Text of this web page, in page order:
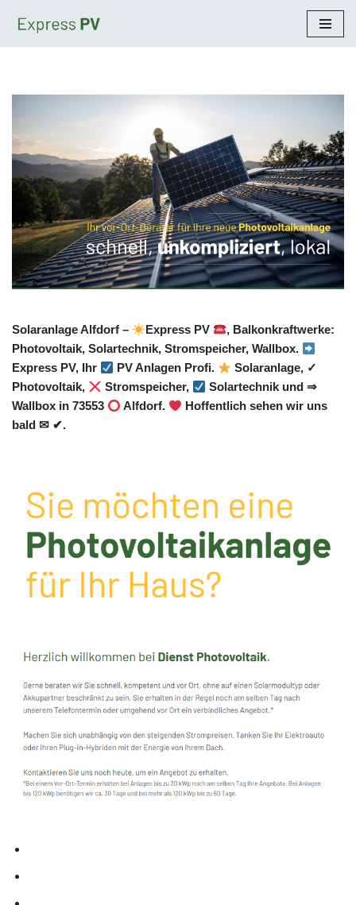
Solaranlage Alfdorf – Express PV
, Balkonkraftwerke:
Photovoltaik, Solartechnik, Stromspeicher, Wallbox.
Express PV, Ihr
PV Anlagen Profi.
Solaranlage, ✓
Photovoltaik,
Stromspeicher,
Solartechnik und ⇒
Wallbox in 73553
Alfdorf.
Hoffentlich sehen wir uns
bald ✉ ✔.